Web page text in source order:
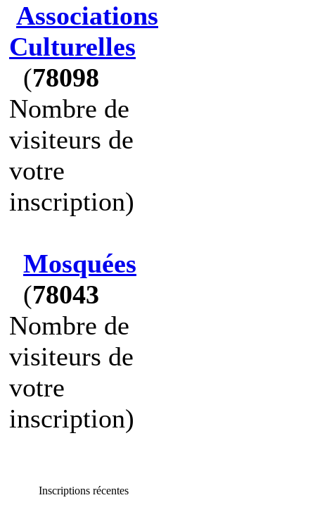
Associations
Culturelles
(78098
Nombre de
visiteurs de
votre
inscription)
Mosquées
(78043
Nombre de
visiteurs de
votre
inscription)
Inscriptions récentes